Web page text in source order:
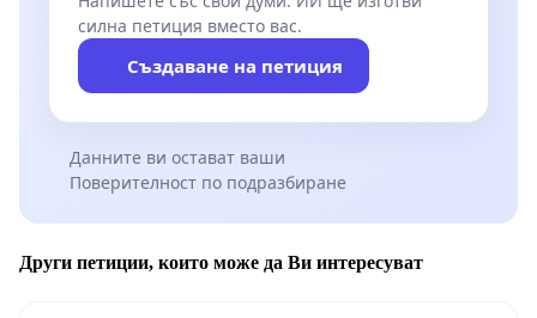
силна петиция вместо вас.
Създаване на петиция
Данните ви остават ваши
Поверителност по подразбиране
Други петиции, които може да Ви интересуват